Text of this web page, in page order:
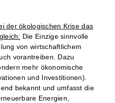
der ökologischen Krise das
Die Einzige sinnvolle
von wirtschaftlichem
vorantreiben. Dazu
mehr ökonomische
und Investitionen).
bekannt und umfasst die
Energien,